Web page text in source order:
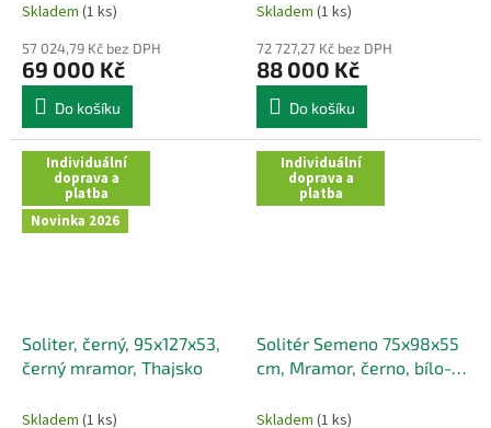
Skladem (1 ks)
57 024,79 Kč bez DPH
69 000 Kč
Do košíku
Skladem (1 ks)
72 727,27 Kč bez DPH
88 000 Kč
Do košíku
Individuální
doprava a
platba
Novinka 2026
Soliter, černý, 95x127x53,
černý mramor, Thajsko
Skladem (1 ks)
Individuální
doprava a
platba
Solitér Semeno 75x98x55
cm, Mramor, černo, bílo-
Skladem (1 ks)